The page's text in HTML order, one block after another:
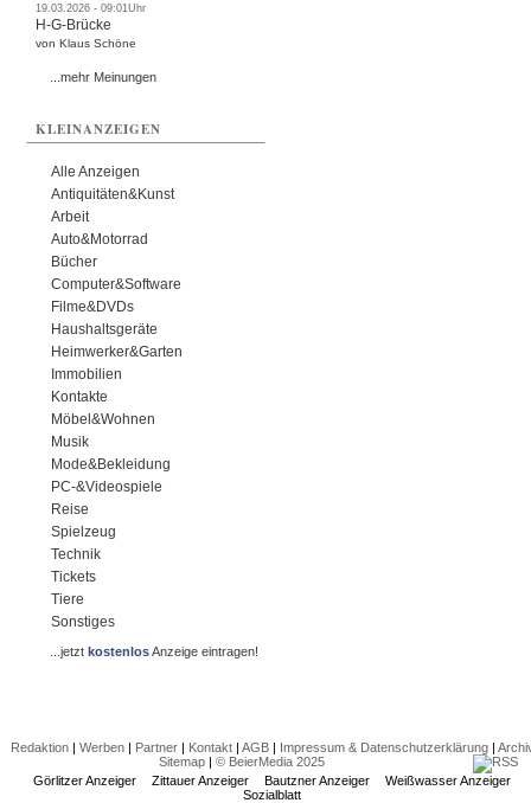
19.03.2026 - 09:01Uhr
H-G-Brücke
von Klaus Schöne
...mehr Meinungen
KLEINANZEIGEN
Alle Anzeigen
Antiquitäten&Kunst
Arbeit
Auto&Motorrad
Bücher
Computer&Software
Filme&DVDs
Haushaltsgeräte
Heimwerker&Garten
Immobilien
Kontakte
Möbel&Wohnen
Musik
Mode&Bekleidung
PC-&Videospiele
Reise
Spielzeug
Technik
Tickets
Tiere
Sonstiges
...jetztkostenlosAnzeige eintragen!
Redaktion| Werben| Partner| Kontakt| AGB| Impressum & Datenschutzerklärung|
Sitemap| © BeierMedia 2025
Görlitzer Anzeiger
Zittauer Anzeiger Bautzner Anzeiger
Weißwasser Anzeiger
Sozialblatt